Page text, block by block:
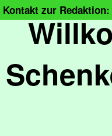
Kontakt zur Redaktion: